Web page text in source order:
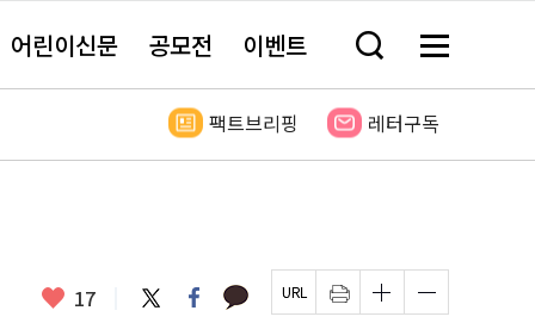
어린이신문 공모전 이벤트 검
창
기
메
전
보
팩트브리핑 레터구독
좋
17 트
위
페
이
카
카 페
이
인
쇄
글
자
글
자